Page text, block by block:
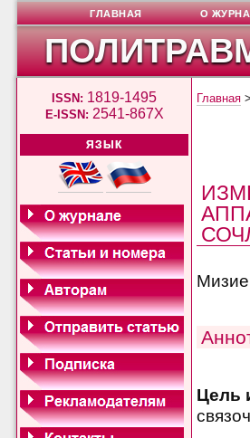
ISSN: 1819-1495
E-ISSN: 2541-867X
ЯЗЫК
ГЛАВНАЯ О
Главная >
Цель